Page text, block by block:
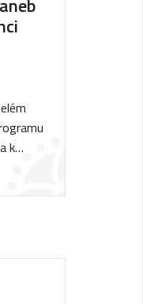
k…